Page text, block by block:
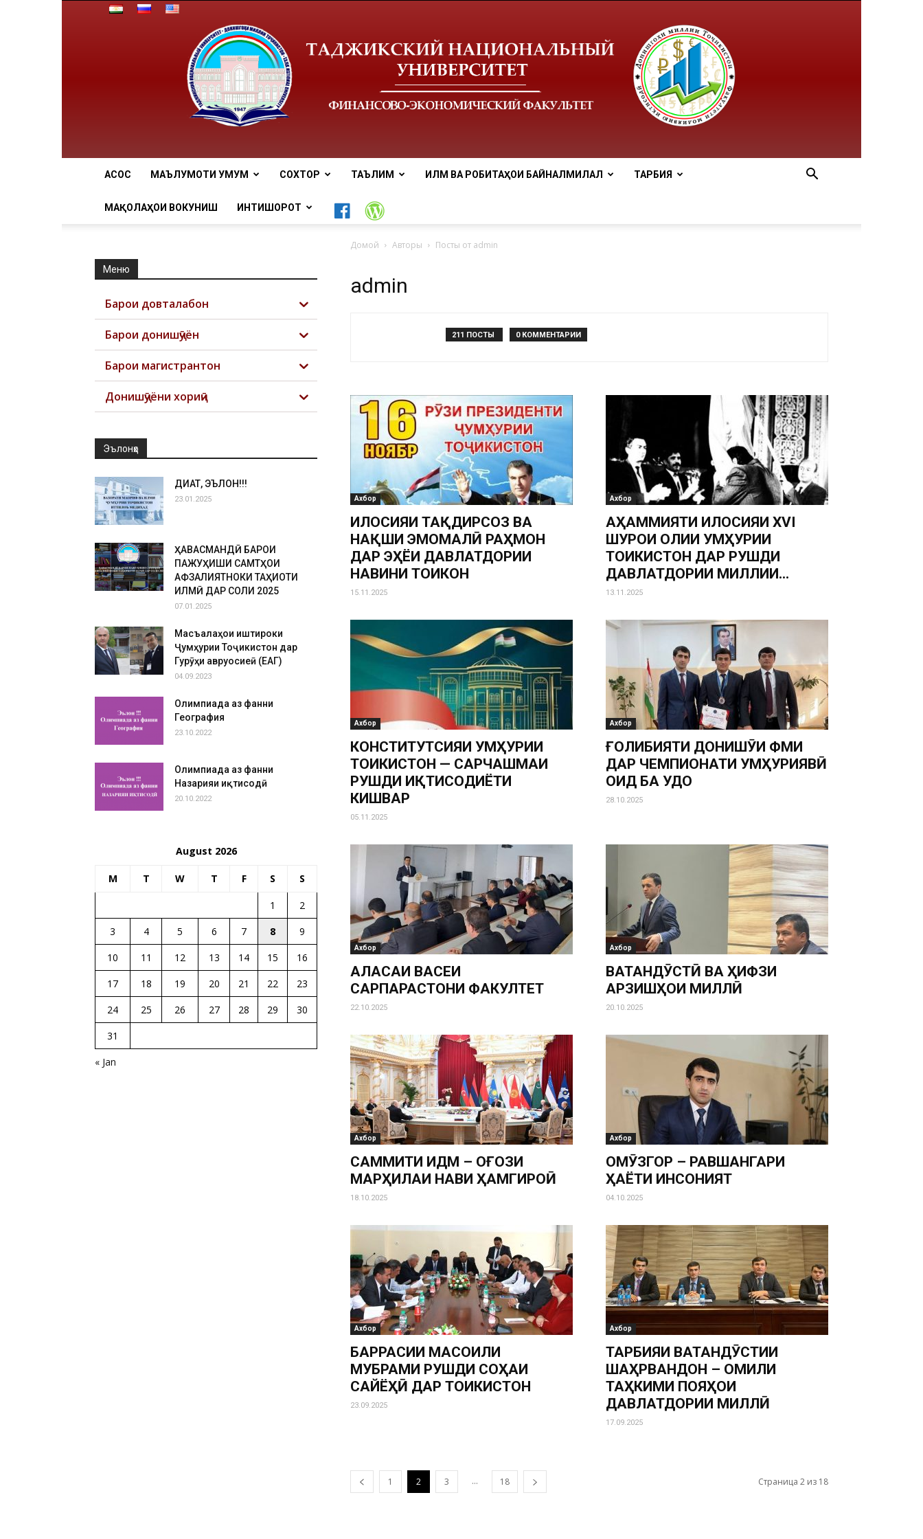
АCОСӢ МАЪЛУМОТИ УМУМӢ СОХТОР ТАЪЛИМ ИЛМ ВА РОБИТАҲОИ БАЙНАЛМИЛАЛӢ ТАРБИЯ
МАҚОЛАҲОИ ВОКУНИШӢ ИНТИШОРОТ
Домой Авторы Посты от admin
admin
211 ПОСТЫ 0 КОММЕНТАРИИ
Ахбор
ИҶЛОСИЯИ ТАҚДИРСОЗ ВА
НАҚШИ ЭМОМАЛӢ РАҲМОН
ДАР ЭҲЁИ ДАВЛАТДОРИИ
НАВИНИ ТОҶИКОН
15.11.2025
Ахбор
АҲАММИЯТИ ИҶЛОСИЯИ XVI
ШУРОИ ОЛИИ ҶУМҲУРИИ
ТОҶИКИСТОН ДАР РУШДИ
ДАВЛАТДОРИИ МИЛЛИИ...
13.11.2025
Ахбор
КОНСТИТУТСИЯИ ҶУМҲУРИИ
ТОҶИКИСТОН — САРЧАШМАИ
РУШДИ ИҚТИСОДИЁТИ
КИШВАР
05.11.2025
Ахбор
ҒОЛИБИЯТИ ДОНИШҶӮИ ФМИ
ДАР ЧЕМПИОНАТИ ҶУМҲУРИЯВӢ
ОИД БА ҶУДО
28.10.2025
Ахбор
ҶАЛАСАИ ВАСЕИ
САРПАРАСТОНИ ФАКУЛТЕТ
22.10.2025
Ахбор
ВАТАНДӮСТӢ ВА ҲИФЗИ
АРЗИШҲОИ МИЛЛӢ
20.10.2025
Ахбор
САММИТИ ИДМ – ОҒОЗИ
МАРҲИЛАИ НАВИ ҲАМГИРОӢ
18.10.2025
Ахбор
ОМӮЗГОР – РАВШАНГАРИ
ҲАЁТИ ИНСОНИЯТ
04.10.2025
Ахбор
БАРРАСИИ МАСОИЛИ
МУБРАМИ РУШДИ СОҲАИ
САЙЁҲӢ ДАР ТОҶИКИСТОН
23.09.2025
Ахбор
ТАРБИЯИ ВАТАНДӮСТИИ
ШАҲРВАНДОН – ОМИЛИ
ТАҲКИМИ ПОЯҲОИ
ДАВЛАТДОРИИ МИЛЛӢ
17.09.2025
1 2 3 ... 18 Страница 2 из 18
Меню
Барои довталабон
Барои донишҷӯён
Барои магистрантон
Донишҷӯёни хориҷӣ
Эълонҳо
ДИҚҚАТ, ЭЪЛОН!!!
23.01.2025
ҲАВАСМАНДӢ БАРОИ
ПАЖУҲИШИ САМТҲОИ
АФЗАЛИЯТНОКИ ТАҲҚИҚОТИ
ИЛМӢ ДАР СОЛИ 2025
07.01.2025
Масъалаҳои иштироки
Ҷумҳурии Тоҷикистон дар
Гурӯҳи авруосиеӣ (ЕАГ)
04.09.2023
Олимпиада аз фанни
География
23.10.2022
Олимпиада аз фанни
Назарияи иқтисодӣ
20.10.2022
August 2026
M T W T F S S
« Jan
1
2
3
4 5 6 7 8
9
10
11 12 13 14 15
16
17
18 19 20 21 22
23
24
25 26 27 28 29
30
31